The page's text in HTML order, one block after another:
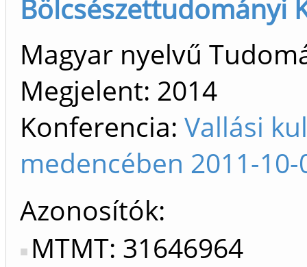
Bölcsészettudományi
Magyar nyelvű
Megjelent: 2014
Konferencia: Vallási
medencében 2011-
Azonosítók
MTMT: 31646964